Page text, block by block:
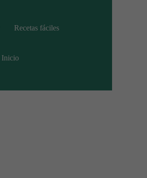
Recetas fáciles
Inicio